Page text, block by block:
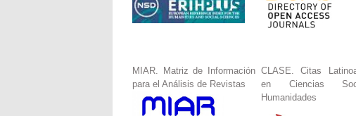
MIAR. Matriz de Información
para el Análisis de Revistas
CLASE. Citas
en Ciencias
Humanidades